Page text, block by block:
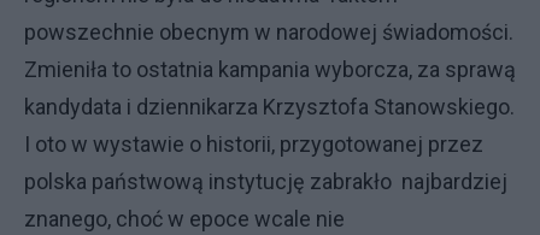
powszechnie obecnym w narodowej świadomości.
Zmieniła to ostatnia kampania wyborcza, za sprawą
kandydata i dziennikarza Krzysztofa Stanowskiego.
I oto w wystawie o historii, przygotowanej przez
polska państwową instytucję zabrakło najbardziej
znanego, choć w epoce wcale nie